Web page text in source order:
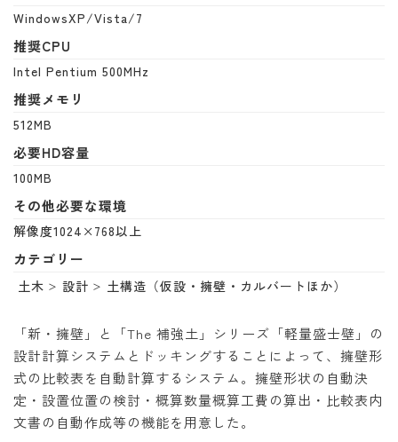
WindowsXP/Vista/7
推奨CPU
Intel Pentium 500MHz
推奨メモリ
512MB
必要HD容量
100MB
その他必要な環境
解像度1024×768以上
カテゴリー
土木 設計 土構造（仮設・擁壁・カルバートほか）
「新・擁壁」と「The 補強土」シリーズ「軽量盛士壁」の
設計計算システムとドッキングすることによって、擁壁形
式の比較表を自動計算するシステム。擁壁形状の自動決
定・設置位置の検討・概算数量概算工費の算出・比較表内
文書の自動作成等の機能を用意した。